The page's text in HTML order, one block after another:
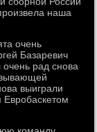
наша
очень
Базаревич
рад снова
выиграли
Евробаскетом